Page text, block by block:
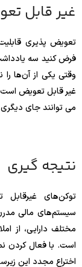
غیر قابل
تعویض پذیری
فرض کنید سه
وقتی یکی از آن‌ها
غیر قابل تعویض
می توانند جای دیگری
نتیجه گیری
توکن‌های غیرقابل
سیستم‌های مالی
مختلف دارایی، از
اختراع مجدد این